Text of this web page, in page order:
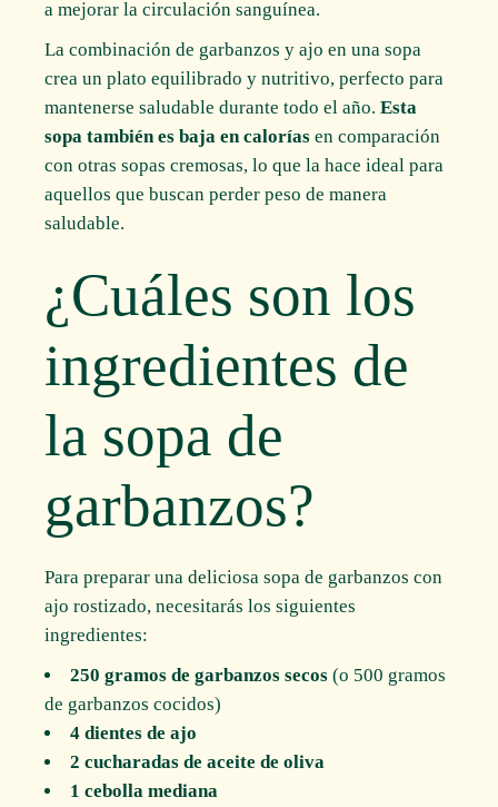
a mejorar la circulación sanguínea.
La combinación de garbanzos y ajo en una sopa
crea un plato equilibrado y nutritivo, perfecto para
mantenerse saludable durante todo el año.Esta
sopa también es baja en calorías en comparación
con otras sopas cremosas, lo que la hace ideal para
aquellos que buscan perder peso de manera
saludable.
¿Cuáles son los
ingredientes de
la sopa de
garbanzos?
Para preparar una deliciosa sopa de garbanzos con
ajo rostizado, necesitarás los siguientes
ingredientes:
250 gramos de garbanzos secos (o 500 gramos
de garbanzos cocidos)
4 dientes de ajo
2 cucharadas de aceite de oliva
1 cebolla mediana